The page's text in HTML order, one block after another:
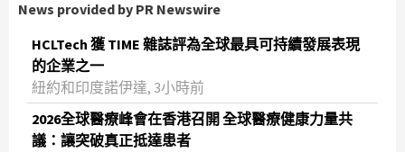
News provided by PR Newswire
HCLTech 獲 TIME 雜誌評為全球最具可持續發展表現
的企業之一
紐約和印度諾伊達, 3小時前
2026全球醫療峰會在香港召開 全球醫療健康力量共
議：讓突破真正抵達患者